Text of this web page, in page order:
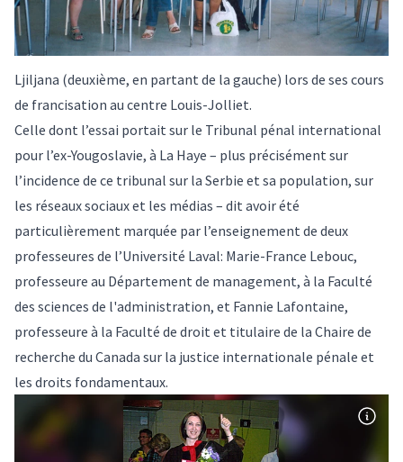
Ljiljana (deuxième, en partant de la gauche) lors de ses cours
de francisation au centre Louis-Jolliet.
Celle dont l’essai portait sur le Tribunal pénal international
pour l’ex-Yougoslavie, à La Haye – plus précisément sur
l’incidence de ce tribunal sur la Serbie et sa population, sur
les réseaux sociaux et les médias – dit avoir été
particulièrement marquée par l’enseignement de deux
professeures de l’Université Laval: Marie-France Lebouc,
professeure au Département de management, à la Faculté
des sciences de l'administration, et Fannie Lafontaine,
professeure à la Faculté de droit et titulaire de la Chaire de
recherche du Canada sur la justice internationale pénale et
les droits fondamentaux.